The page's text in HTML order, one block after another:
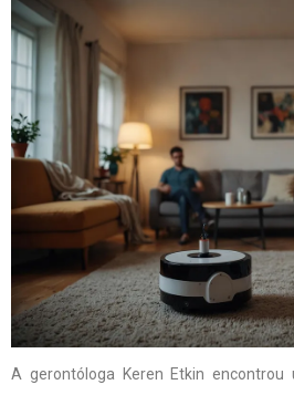
A gerontóloga Keren Etkin